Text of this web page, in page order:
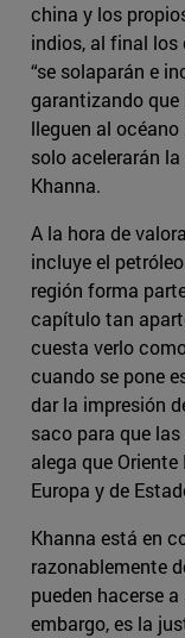
china y los
indios, al final los
“se solaparán e
garantizando
lleguen al
solo acelerarán
Khanna.
A la hora de
incluye el
región forma
capítulo tan
cuesta verlo
cuando se pone
dar la impresión
saco para que
alega que
Europa y de
Khanna está en
razonablemente
pueden hacerse
embargo, es la